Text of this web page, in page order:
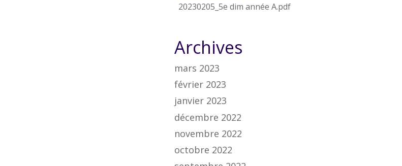
20230205_5e dim année A.pdf
Archives
mars 2023
février 2023
janvier 2023
décembre 2022
novembre 2022
octobre 2022